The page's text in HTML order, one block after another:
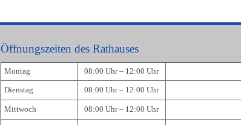
Öffnungszeiten des Rathauses
Montag 08:00 Uhr – 12:00 Uhr
Dienstag 08:00 Uhr – 12:00 Uhr
Mittwoch 08:00 Uhr – 12:00 Uhr